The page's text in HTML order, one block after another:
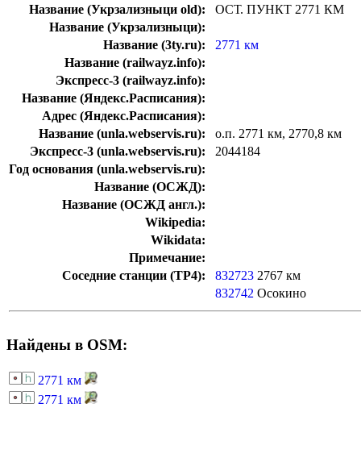
Название (Укрзализныци old):
ОСТ. ПУНКТ 2771 КМ
Название (Укрзализныци):
Название (3ty.ru):
2771 км
Название (railwayz.info):
Экспресс-3 (railwayz.info):
Название (Яндекс.Расписания):
Адрес (Яндекс.Расписания):
Название (unla.webservis.ru):
о.п. 2771 км, 2770,8 км
Экспресс-3 (unla.webservis.ru):
2044184
Год основания (unla.webservis.ru):
Название (ОСЖД):
Название (ОСЖД англ.):
Wikipedia:
Wikidata:
Примечание:
Соседние станции (ТР4):
832723 2767 км
832742 Осокино
Найдены в OSM:
2771 км
2771 км